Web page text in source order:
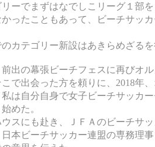
ーでまずはなでしこリーグ１部
ったこともあって、ビーチサッ
カテゴリー新設はあきらめざる
前出の幕張ビーチフェスに再びオ
で出会った方を頼りに、2018年
は自分自身で女子ビーチサッカ
めた。
ウスにも赴き、ＪＦＡのビーチサ
日本ビーチサッカー連盟の専務理